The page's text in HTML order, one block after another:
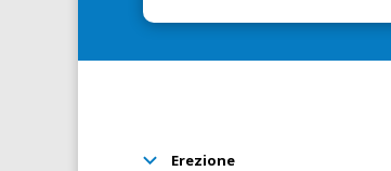
Erezione